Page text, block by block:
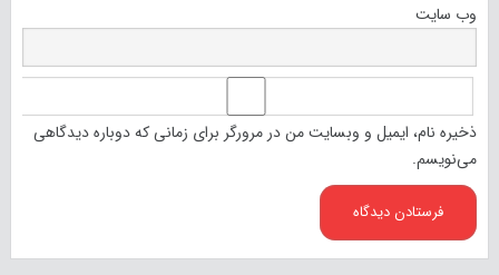
وب‌ سایت
ذخیره نام، ایمیل و وبسایت من در مرورگر برای زمانی که دوباره دیدگاهی
می‌نویسم.